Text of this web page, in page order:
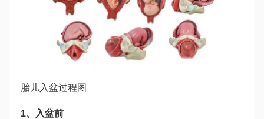
胎儿入盆过程图
1、入盆前